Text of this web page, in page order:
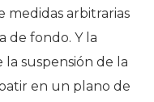
medidas arbitrarias
de fondo. Y la
suspensión de la
en un plano de